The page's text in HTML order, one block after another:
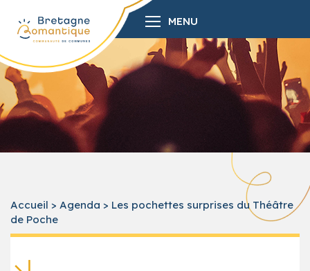
MENU
Accueil > Agenda > Les pochettes surprises du Théâtre
de Poche